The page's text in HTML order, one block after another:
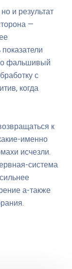
и результат
—
фальшивый
с
когда
к
именно
исчезли.
система
а-также